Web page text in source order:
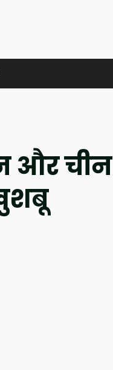
और चीन